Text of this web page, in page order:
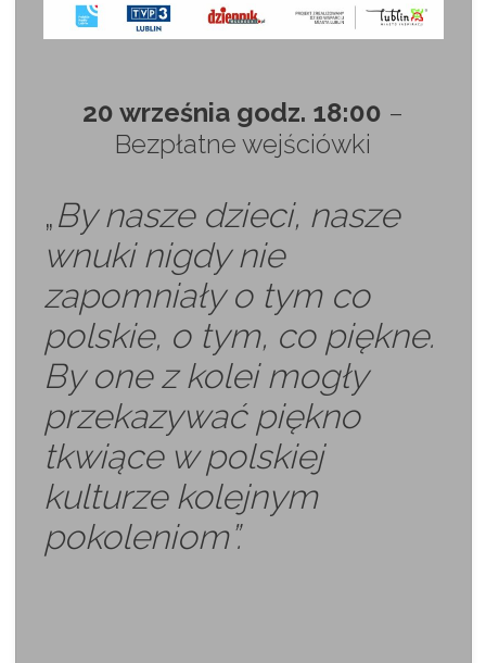
20 września godz. 18:00 –
Bezpłatne wejściówki
„By nasze dzieci, nasze
wnuki nigdy nie
zapomniały o tym co
polskie, o tym, co piękne.
By one z kolei mogły
przekazywać piękno
tkwiące w polskiej
kulturze kolejnym
pokoleniom”.